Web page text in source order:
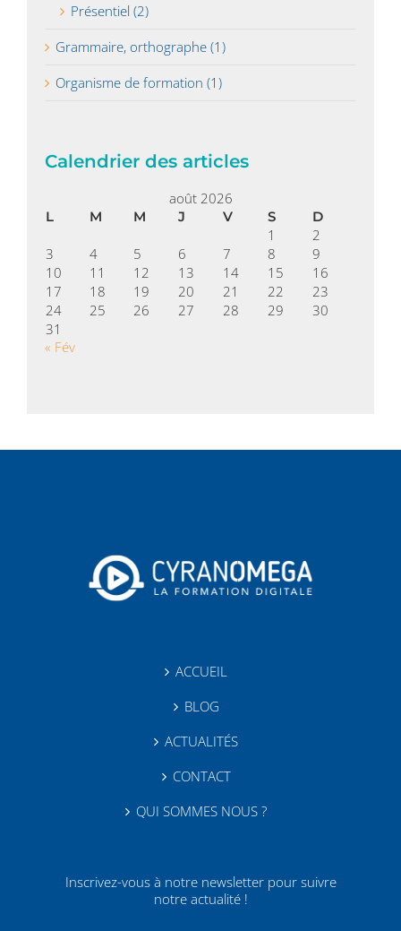
Présentiel (2)
Grammaire, orthographe (1)
Organisme de formation (1)
Calendrier des articles
août 2026
L M M J V S D
1
2
3
4 5 6 7 8
9
10
11 12 13 14 15
16
17
18 19 20 21 22
23
24
25 26 27 28 29
30
31
« Fév
ACCUEIL
BLOG
ACTUALITÉS
CONTACT
QUI SOMMES NOUS ?
Inscrivez-vous à notre newsletter pour suivre
notre actualité !